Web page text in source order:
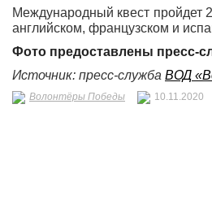
Международный квест пройдет
английском, французском и
Фото предоставлены пресс-
Источник: пресс-служба ВОД
Волонтёры Победы 10.11.2020